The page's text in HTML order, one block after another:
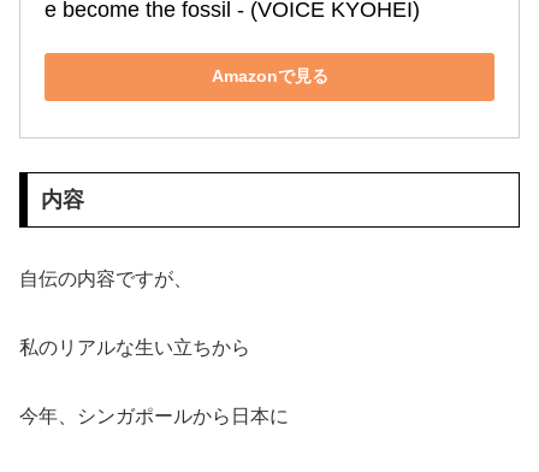
e become the fossil ‐ (VOICE KYOHEI)
Amazonで見る
内容
自伝の内容ですが、
私のリアルな生い立ちから
今年、シンガポールから日本に